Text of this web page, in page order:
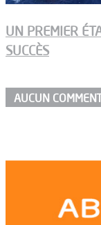
UN PREMIER
SUCCÈS
AUCUN